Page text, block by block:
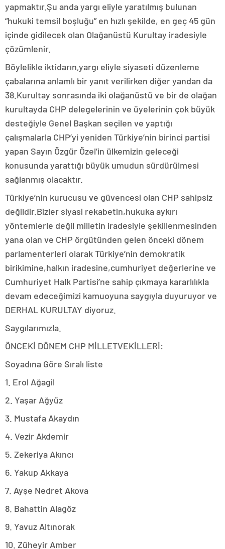
yapmaktır.Şu anda yargı eliyle yaratılmış bulunan
“hukuki temsil boşluğu” en hızlı şekilde, en geç 45 gün
içinde gidilecek olan Olağanüstü Kurultay iradesiyle
çözümlenir.
Böylelikle iktidarın,yargı eliyle siyaseti düzenleme
çabalarına anlamlı bir yanıt verilirken diğer yandan da
38.Kurultay sonrasında iki olağanüstü ve bir de olağan
kurultayda CHP delegelerinin ve üyelerinin çok büyük
desteğiyle Genel Başkan seçilen ve yaptığı
çalışmalarla CHP’yi yeniden Türkiye’nin birinci partisi
yapan Sayın Özgür Özel’in ülkemizin geleceği
konusunda yarattığı büyük umudun sürdürülmesi
sağlanmış olacaktır.
Türkiye’nin kurucusu ve güvencesi olan CHP sahipsiz
değildir.Bizler siyasi rekabetin,hukuka aykırı
yöntemlerle değil milletin iradesiyle şekillenmesinden
yana olan ve CHP örgütünden gelen önceki dönem
parlamenterleri olarak Türkiye’nin demokratik
birikimine,halkın iradesine,cumhuriyet değerlerine ve
Cumhuriyet Halk Partisi’ne sahip çıkmaya kararlılıkla
devam edeceğimizi kamuoyuna saygıyla duyuruyor ve
DERHAL KURULTAY diyoruz.
Saygılarımızla.
ÖNCEKİ DÖNEM CHP MİLLETVEKİLLERİ:
Soyadına Göre Sıralı liste
1. Erol Ağagil
2. Yaşar Ağyüz
3. Mustafa Akaydın
4. Vezir Akdemir
5. Zekeriya Akıncı
6. Yakup Akkaya
7. Ayşe Nedret Akova
8. Bahattin Alagöz
9. Yavuz Altınorak
10. Züheyir Amber